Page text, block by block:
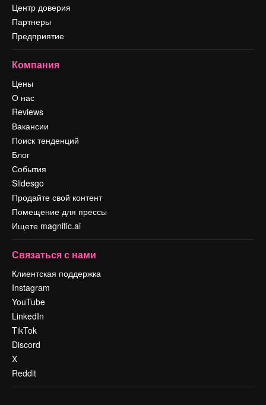
Центр доверия
Партнеры
Предприятие
Компания
Цены
О нас
Reviews
Вакансии
Поиск тенденций
Блог
События
Slidesgo
Продайте свой контент
Помещение для прессы
Ищете magnific.ai
Связаться с нами
Клиентская поддержка
Instagram
YouTube
LinkedIn
TikTok
Discord
X
Reddit